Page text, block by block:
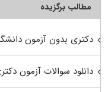
مطالب برگزیده
دکتری بدون آزمون
دانلود سوالات آزمون